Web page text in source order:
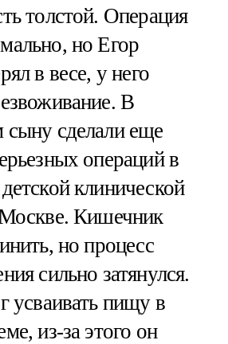
толстой. Операция
но Егор
в весе, у него
В
сыну сделали еще
операций в
клинической
Кишечник
но процесс
сильно затянулся.
усваивать пищу в
из-за этого он